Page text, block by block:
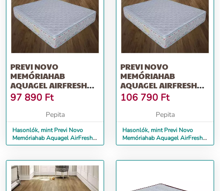
PREVI NOVO
MEMÓRIAHAB
AQUAGEL AIRFRESH
14+5 MATRAC, 160 X
200 CM
97 890 Ft
Pepita
Hasonlók, mint Previ Novo
Memóriahab Aquagel AirFresh
14+5 matrac, 160 x 200 cm
PREVI NOVO
MEMÓRIAHAB
AQUAGEL AIRFRESH
14+5 MATRAC, 180 X
200 CM
106 790 Ft
Pepita
Hasonlók, mint Previ Novo
Memóriahab Aquagel AirFresh
14+5 matrac, 180 x 200 cm